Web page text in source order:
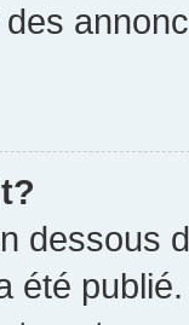
dessous
été